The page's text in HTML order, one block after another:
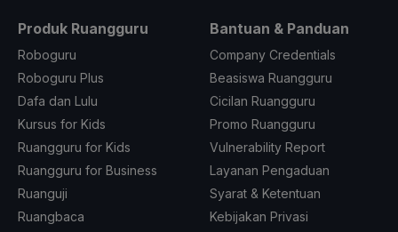
Produk Ruangguru
Roboguru
Roboguru Plus
Dafa dan Lulu
Kursus for Kids
Ruangguru for Kids
Ruangguru for Business
Ruanguji
Ruangbaca
Bantuan & Panduan
Company Credentials
Beasiswa Ruangguru
Cicilan Ruangguru
Promo Ruangguru
Vulnerability Report
Layanan Pengaduan
Syarat & Ketentuan
Kebijakan Privasi